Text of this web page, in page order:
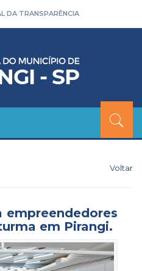
DA TRANSPARÊNCIA
Voltar
empreendedores
em Pirangi.